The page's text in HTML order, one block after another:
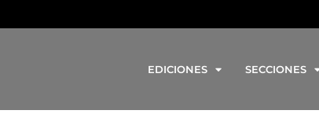
EDICIONES SECCIONES